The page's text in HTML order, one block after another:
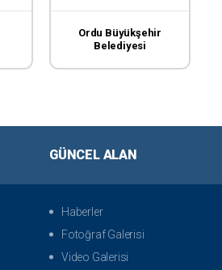
Ordu Büyükşehir
Belediyesi
GÜNCEL ALAN
Haberler
Fotoğraf Galerisi
Video Galerisi